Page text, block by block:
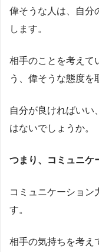
偉そうな人は、自分
します。
相手のことを考えて
う、偉そうな態度を
自分が良ければい
はないでしょうか。
つまり、コミュニケ
コミュニケーショ
す。
相手の気持ちを考え